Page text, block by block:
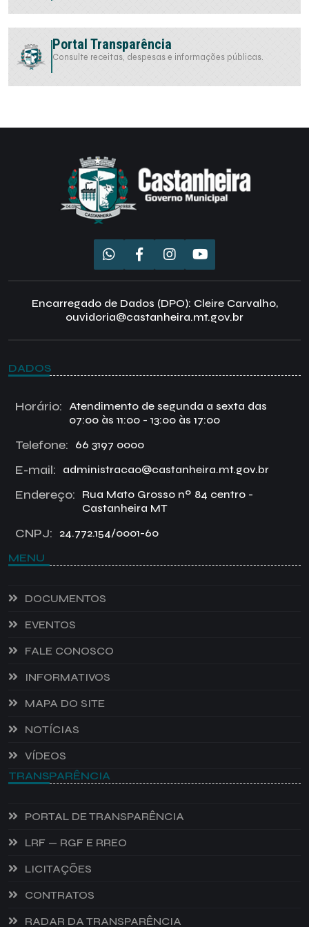
Portal Transparência
Consulte receitas, despesas e informações públicas.
Encarregado de Dados (DPO): Cleire Carvalho,
ouvidoria@castanheira.mt.gov.br
DADOS
Horário:
Atendimento de segunda a sexta das
07:00 às 11:00 - 13:00 às 17:00
Telefone: 66 3197 0000
E-mail: administracao@castanheira.mt.gov.br
Endereço:
Rua Mato Grosso nº 84 centro -
Castanheira MT
CNPJ: 24.772.154/0001-60
MENU
DOCUMENTOS
EVENTOS
FALE CONOSCO
INFORMATIVOS
MAPA DO SITE
NOTÍCIAS
VÍDEOS
TRANSPARÊNCIA
PORTAL DE TRANSPARÊNCIA
LRF — RGF E RREO
LICITAÇÕES
CONTRATOS
RADAR DA TRANSPARÊNCIA